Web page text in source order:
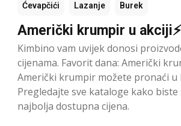
Ćevapčići Lazanje Burek
Američki krumpir u akciji⚡
Kimbino vam uvijek donosi
cijenama. Favorit dana: Američki
Američki krumpir možete pronaći u
Pregledajte sve kataloge kako biste
najbolja dostupna cijena.